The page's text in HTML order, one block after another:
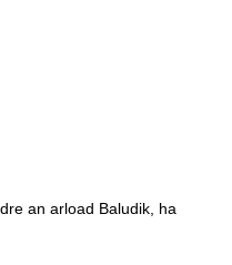
an arload Baludik, ha